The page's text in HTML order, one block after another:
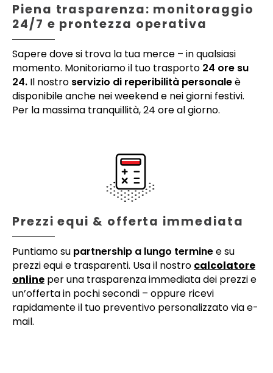
Piena trasparenza: monitoraggio
24/7 e prontezza operativa
Sapere dove si trova la tua merce – in qualsiasi
momento. Monitoriamo il tuo trasporto 24 ore su
24. Il nostro servizio di reperibilità personaleè
disponibile anche nei weekend e nei giorni festivi.
Per la massima tranquillità, 24 ore al giorno.
Prezzi equi & offerta immediata
Puntiamo su partnership a lungo terminee su
prezzi equi e trasparenti. Usa il nostro calcolatore
online per una trasparenza immediata dei prezzi e
un’offerta in pochi secondi – oppure ricevi
rapidamente il tuo preventivo personalizzato via e-
mail.